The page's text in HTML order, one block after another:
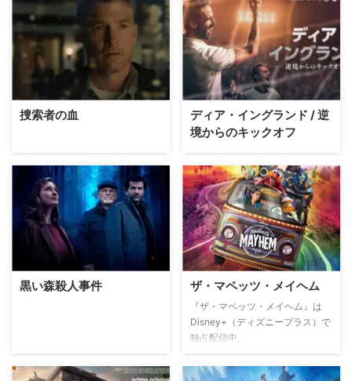
捜索者の血
ディア・イングランド / 逆
境からのキックオフ
黒い森殺人事件 ザ・マペッツ・メイヘム
『ザ・マペッツ・メイヘム』は
Disney+（ディズニープラス）で
独占配信中。